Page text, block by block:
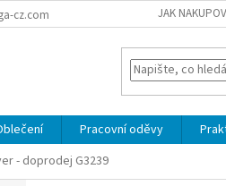
cz.com JAK
Pracovní oděvy
- doprodej G3239